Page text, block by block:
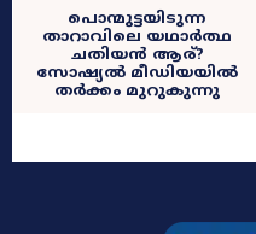
പൊന്മുട്ടയിടുന്ന
താറാവിലെ യഥാർത്ഥ
ചതിയൻ ആര്?
സോഷ്യൽ മീഡിയയിൽ
തർക്കം മുറുകുന്നു